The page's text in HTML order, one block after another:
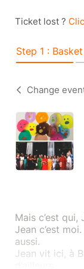
Ticket lost ?
Step 1 : Basket
Change
Mais c’est qui,
Jean c’est
aussi.
Jean vit ici, à